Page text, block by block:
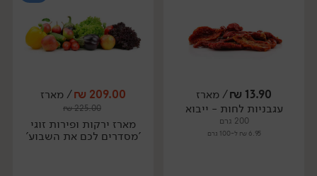
מארז מארז
13.90
₪/ מארז
עגבניות לחות - ייבוא
200 גרם
6.95 ₪ ל-100 גרם
209.00
₪/ מארז
225.00
₪
מארז ירקות ופירות זוגי
'מסדרים לכם את השבוע'